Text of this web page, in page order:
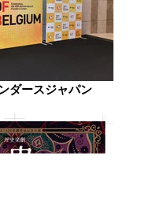
ダースジャパン